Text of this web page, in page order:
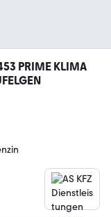
PRIME KLIMA